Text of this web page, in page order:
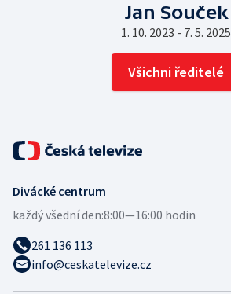
Jan Souček
1. 10. 2023 - 7. 5. 2025
Všichni ředitelé
Divácké centrum
každý všední den:8:00—16:00 hodin
261 136 113
info@ceskatelevize.cz